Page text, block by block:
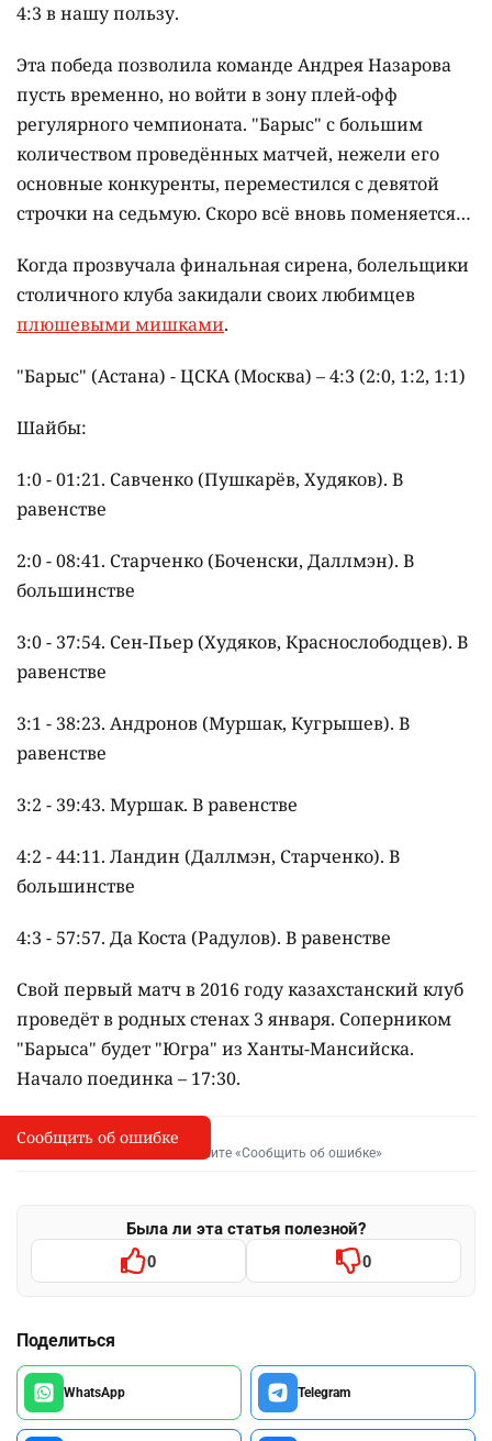
4:3 в нашу пользу.
Эта победа позволила команде Андрея Назарова
пусть временно, но войти в зону плей-офф
регулярного чемпионата. "Барыс" с большим
количеством проведённых матчей, нежели его
основные конкуренты, переместился с девятой
строчки на седьмую. Скоро всё вновь поменяется…
Когда прозвучала финальная сирена, болельщики
столичного клуба закидали своих любимцев
плюшевыми мишками.
"Барыс" (Астана) - ЦСКА (Москва) – 4:3 (2:0, 1:2, 1:1)
Шайбы:
1:0 - 01:21. Савченко (Пушкарёв, Худяков). В
равенстве
2:0 - 08:41. Старченко (Боченски, Даллмэн). В
большинстве
3:0 - 37:54. Сен-Пьер (Худяков, Краснослободцев). В
равенстве
3:1 - 38:23. Андронов (Муршак, Кугрышев). В
равенстве
3:2 - 39:43. Муршак. В равенстве
4:2 - 44:11. Ландин (Даллмэн, Старченко). В
большинстве
4:3 - 57:57. Да Коста (Радулов). В равенстве
Свой первый матч в 2016 году казахстанский клуб
проведёт в родных стенах 3 января. Соперником
"Барыса" будет "Югра" из Ханты-Мансийска.
Начало поединка – 17:30.
I
Сообщить об опечатке
Выделите фрагмент и нажмите «Сообщить об ошибке»
Была ли эта статья полезной?
0 0
Поделиться
WhatsApp Telegram
Сообщить об ошибке